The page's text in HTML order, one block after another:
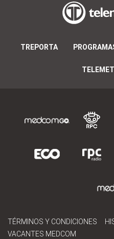
TREPORTA
TÉRMINOS Y CONDICIONES
VACANTES MEDCOM